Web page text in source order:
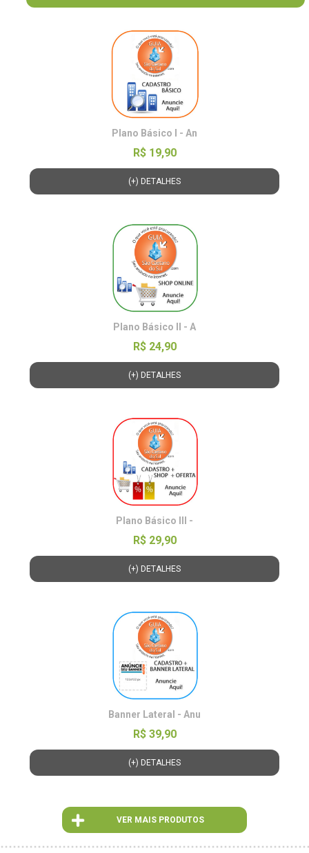
Plano Básico I - An
R$ 19,90
(+) DETALHES
Plano Básico II - A
R$ 24,90
(+) DETALHES
Plano Básico III -
R$ 29,90
(+) DETALHES
Banner Lateral - Anu
R$ 39,90
(+) DETALHES
VER MAIS PRODUTOS